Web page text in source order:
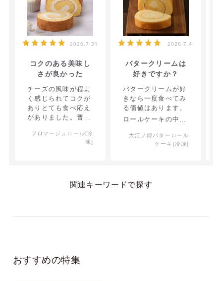
2026.7.31
コクのある美味し
さが良かった
チーズの風味が程よ
く感じられてコクが
ありとても食べ応え
がありました。普通
らの方が個人的に好
フロマージュロール[冷
凍]
2026.7.4
バタークリームは
好きですか？
バタークリームが好
きなら一度食べてみ
る価値はあります。
ロールケーキの中に
っぷり。
なのにしつこくなく
個人的には大満足の
お味。
大江ノ郷バターロール
ケーキ[冷凍]
関連キーワードで探す
おすすめの特集